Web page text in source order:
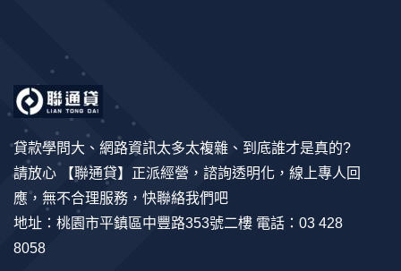
貸款學問大、網路資訊太多太複雜、到底誰才是真的?
請放心 【聯通貸】正派經營，諮詢透明化，線上專人回
應，無不合理服務，快聯絡我們吧
地址：桃園市平鎮區中豐路353號二樓 電話：03 428
8058